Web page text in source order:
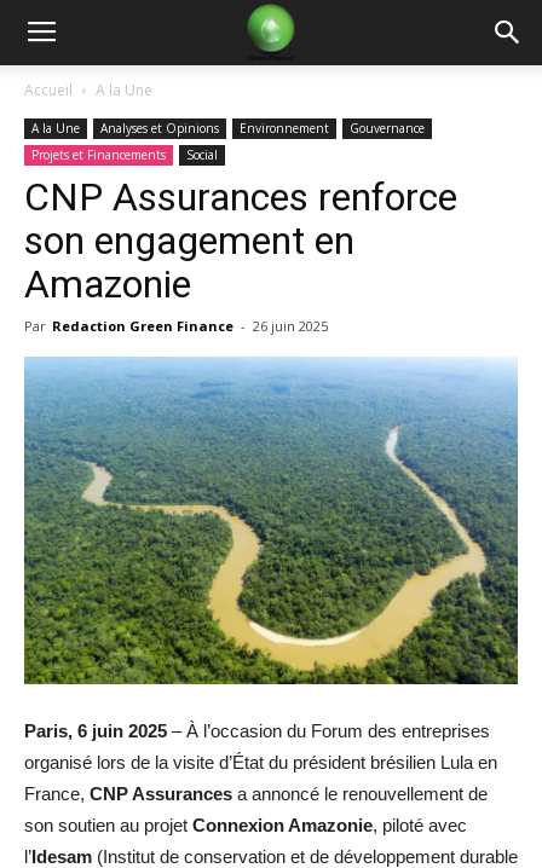
Green
Finance
Accueil A la Une
A la Une Analyses et Opinions Environnement
Gouvernance
Projets et Financements
Social
CNP Assurances renforce
son engagement en
Amazonie
Par Redaction Green Finance - 26 juin 2025
Paris, 6 juin 2025 – À l’occasion du Forum des entreprises
organisé lors de la visite d’État du président brésilien Lula en
France, CNP Assurances a annoncé le renouvellement de
son soutien au projet Connexion Amazonie, piloté avec
l’Idesam (Institut de conservation et de développement durable